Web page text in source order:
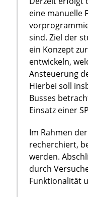
eine manuelle
sind. Ziel der
ein Konzept
entwickeln,
Ansteuerung
Hierbei soll
Busses
Einsatz einer
Im Rahmen
recherchiert,
werden.
durch
Funktionalität